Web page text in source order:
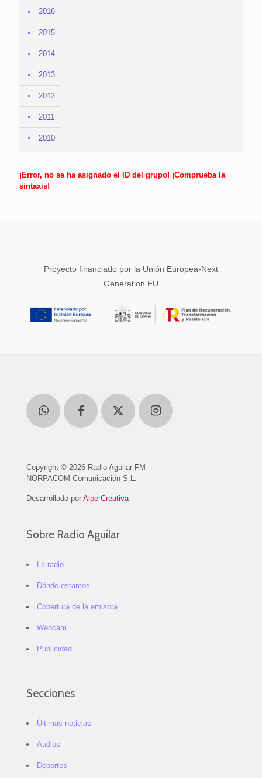
2016
2015
2014
2013
2012
2011
2010
¡Error, no se ha asignado el ID del grupo! ¡Comprueba la
sintaxis!
Proyecto financiado por la Unión Europea-Next
Generation EU
Copyright © 2026 Radio Aguilar FM
NORPACOM Comunicación S.L.
Desarrollado por Alpe Creativa
Sobre Radio Aguilar
La radio
Dónde estamos
Cobertura de la emisora
Webcam
Publicidad
Secciones
Últimas noticias
Audios
Deportes